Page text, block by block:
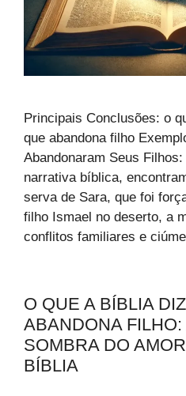
Principais Conclusões: o
que abandona filho
Abandonaram Seus
narrativa bíblica,
serva de Sara, que foi
filho Ismael no deserto, a
conflitos familiares e
O QUE A BÍBLIA
ABANDONA FILHO:
SOMBRA DO
BÍBLIA